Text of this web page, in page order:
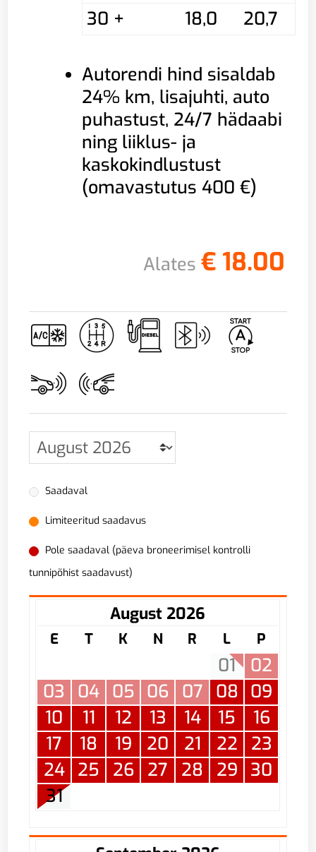
30 +
18,0 20,7
Autorendi hind sisaldab
24% km, lisajuhti, auto
puhastust, 24/7 hädaabi
ning liiklus- ja
kaskokindlustust
(omavastutus 400 €)
Alates € 18.00
Saadaval
Limiteeritud saadavus
Pole saadaval (päeva broneerimisel kontrolli
tunnipõhist saadavust)
August 2026
E T K N R L P
01
02
03
04 05 06 07 08 09
10
11 12 13 14 15
16
17
18 19 20 21 22
23
24 25 26 27 28 29
30
31